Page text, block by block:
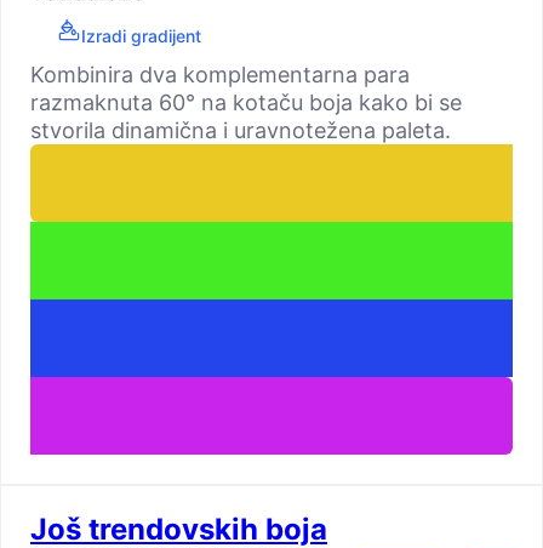
Izradi gradijent
Kombinira dva komplementarna para
razmaknuta 60° na kotaču boja kako bi se
stvorila dinamična i uravnotežena paleta.
Još trendovskih boja